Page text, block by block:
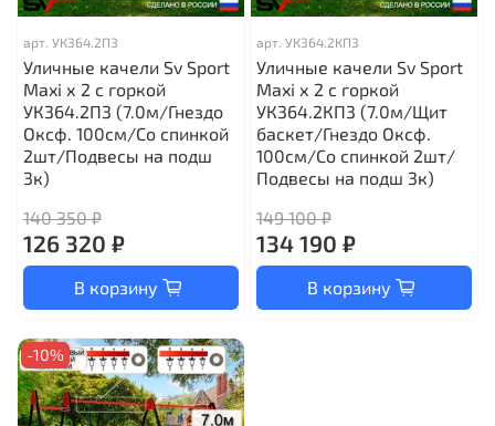
арт. УК364.2П3
Уличные качели Sv Sport
Maxi х 2 с горкой
УК364.2П3 (7.0м/Гнездо
Оксф. 100см/Со спинкой
2шт/Подвесы на подш
3к)
140 350 ₽
126 320 ₽
В корзину
арт. УК364.2КП3
Уличные качели Sv Sport
Maxi х 2 с горкой
УК364.2КП3 (7.0м/Щит
баскет/Гнездо Оксф.
100см/Со спинкой 2шт/
Подвесы на подш 3к)
149 100 ₽
134 190 ₽
В корзину
-10%